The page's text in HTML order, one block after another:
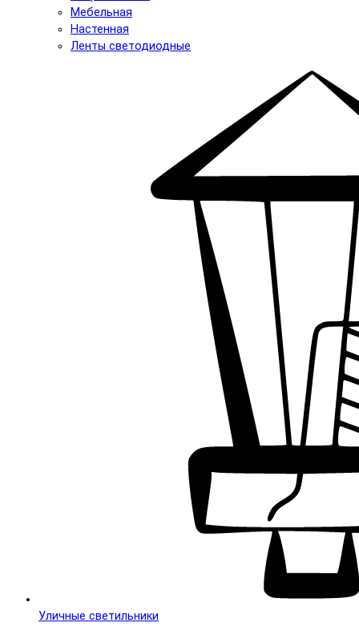
Мебельная
Настенная
Ленты светодиодные
Уличные светильники